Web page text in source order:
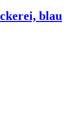
blau